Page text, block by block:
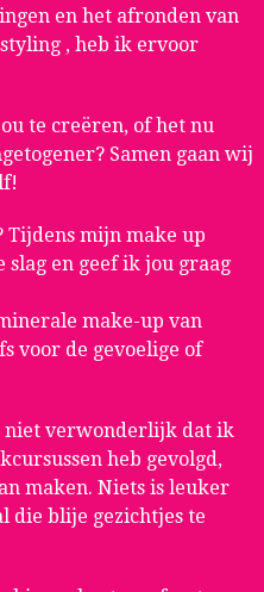
en het afronden van
, heb ik ervoor
te creëren, of het nu
Samen gaan wij
Tijdens mijn make up
slag en geef ik jou graag
make-up van
voor de gevoelige of
niet verwonderlijk dat ik
heb gevolgd,
maken. Niets is leuker
die blije gezichtjes te